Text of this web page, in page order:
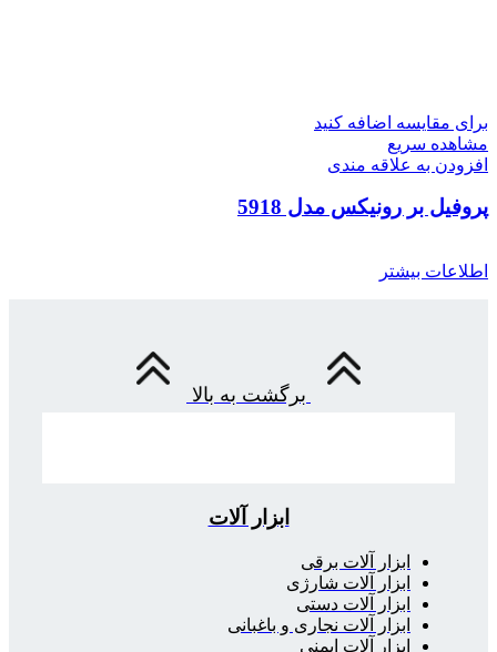
برای مقایسه اضافه کنید
مشاهده سریع
افزودن به علاقه مندی
پروفیل بر رونیکس مدل 5918
اطلاعات بیشتر
برگشت به بالا
ابزار آلات
ابزار آلات برقی
ابزار آلات شارژی
ابزار آلات دستی
ابزار آلات نجاری و باغبانی
ابزار آلات ایمنی